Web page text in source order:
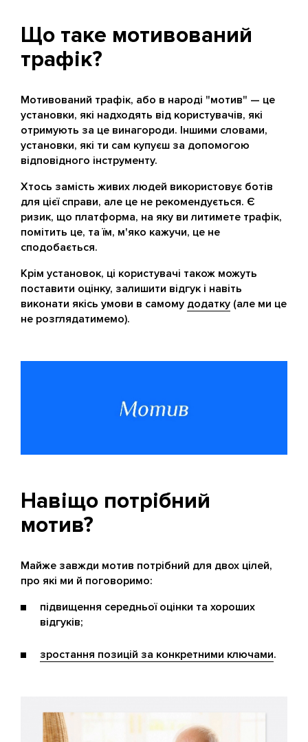
Що таке мотивований
трафік?
Мотивований трафік, або в народі "мотив" — це
установки, які надходять від користувачів, які
отримують за це винагороди. Іншими словами,
установки, які ти сам купуєш за допомогою
відповідного інструменту.
Хтось замість живих людей використовує ботів
для цієї справи, але це не рекомендується. Є
ризик, що платформа, на яку ви литимете трафік,
помітить це, та їм, м'яко кажучи, це не
сподобається.
Крім установок, ці користувачі також можуть
поставити оцінку, залишити відгук і навіть
виконати якісь умови в самому додатку (але ми це
не розглядатимемо).
Навіщо потрібний
мотив?
Майже завжди мотив потрібний для двох цілей,
про які ми й поговоримо:
підвищення середньої оцінки та хороших
відгуків;
зростання позицій за конкретними ключами.